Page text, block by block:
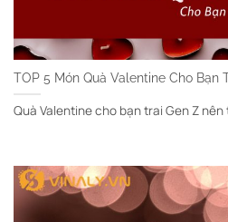
TOP 5 Món Quà Valentine Cho Bạn
Quà Valentine cho bạn trai Gen Z